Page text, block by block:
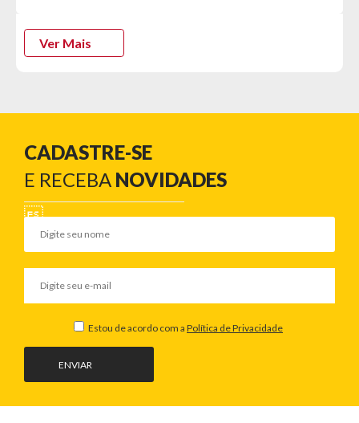
Ver Mais
CADASTRE-SE
E RECEBA NOVIDADES
ENVIAR
Estou de acordo com a Política de Privacidade